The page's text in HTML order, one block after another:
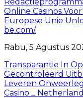
Online Casinos
Europese Unie
be.com/
Rabu, 5 Agustus
Transparantie In
Gecontroleerd
Leveren
Casino _